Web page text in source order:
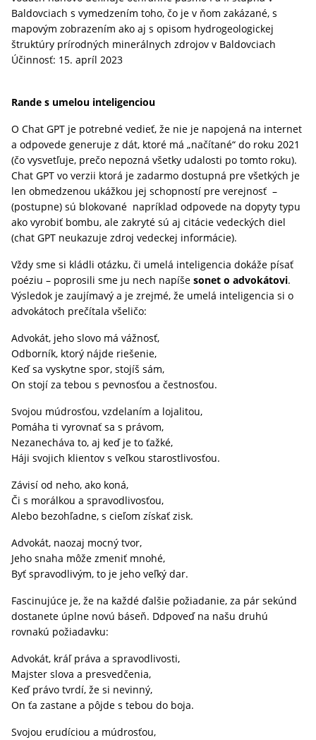
Baldovciach s vymedzením toho, čo je v ňom zakázané, s
mapovým zobrazením ako aj s opisom hydrogeologickej
štruktúry prírodných minerálnych zdrojov v Baldovciach
Účinnosť: 15. apríl 2023
Rande s umelou inteligenciou
O Chat GPT je potrebné vedieť, že nie je napojená na internet
a odpovede generuje z dát, ktoré má „načítané“ do roku 2021
(čo vysvetľuje, prečo nepozná všetky udalosti po tomto roku).
Chat GPT vo verzii ktorá je zadarmo dostupná pre všetkých je
len obmedzenou ukážkou jej schopností pre verejnosť –
(postupne) sú blokované napríklad odpovede na dopyty typu
ako vyrobiť bombu, ale zakryté sú aj citácie vedeckých diel
(chat GPT neukazuje zdroj vedeckej informácie).
Vždy sme si kládli otázku, či umelá inteligencia dokáže písať
poéziu – poprosili sme ju nech napíše sonet o advokátovi.
Výsledok je zaujímavý a je zrejmé, že umelá inteligencia si o
advokátoch prečítala všeličo:
Advokát, jeho slovo má vážnosť,
Odborník, ktorý nájde riešenie,
Keď sa vyskytne spor, stojíš sám,
On stojí za tebou s pevnosťou a čestnosťou.
Svojou múdrosťou, vzdelaním a lojalitou,
Pomáha ti vyrovnať sa s právom,
Nezanecháva to, aj keď je to ťažké,
Háji svojich klientov s veľkou starostlivosťou.
Závisí od neho, ako koná,
Či s morálkou a spravodlivosťou,
Alebo bezohľadne, s cieľom získať zisk.
Advokát, naozaj mocný tvor,
Jeho snaha môže zmeniť mnohé,
Byť spravodlivým, to je jeho veľký dar.
Fascinujúce je, že na každé ďalšie požiadanie, za pár sekúnd
dostanete úplne novú báseň. Ddpoveď na našu druhú
rovnakú požiadavku:
Advokát, kráľ práva a spravodlivosti,
Majster slova a presvedčenia,
Keď právo tvrdí, že si nevinný,
On ťa zastane a pôjde s tebou do boja.
Svojou erudíciou a múdrosťou,